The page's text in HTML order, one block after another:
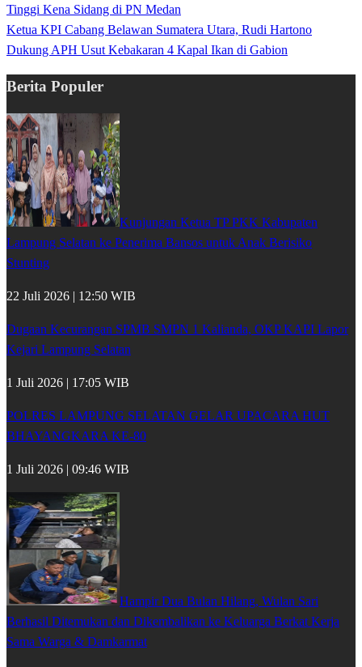
Tinggi Kena Sidang di PN Medan
Ketua KPI Cabang Belawan Sumatera Utara, Rudi Hartono
Dukung APH Usut Kebakaran 4 Kapal Ikan di Gabion
Berita Populer
Kunjungan Ketua TP PKK Kabupaten
Lampung Selatan ke Penerima Bansos untuk Anak Berisiko
Stunting
22 Juli 2026 | 12:50 WIB
Dugaan Kecurangan SPMB SMPN 1 Kalianda, OKP KAPI Lapor
Kejari Lampung Selatan
1 Juli 2026 | 17:05 WIB
POLRES LAMPUNG SELATAN GELAR UPACARA HUT
BHAYANGKARA KE-80
1 Juli 2026 | 09:46 WIB
Hampir Dua Bulan Hilang, Wulan Sari
Berhasil Ditemukan dan Dikembalikan ke Keluarga Berkat Kerja
Sama Warga & Damkarmat